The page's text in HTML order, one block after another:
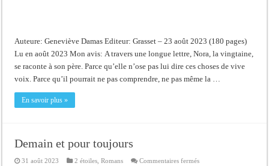
Auteure: Geneviève Damas Editeur: Grasset – 23 août 2023 (180 pages)
Lu en août 2023 Mon avis: A travers une longue lettre, Nora, la vingtaine,
se raconte à son père. Parce qu’elle n’ose pas lui dire ces choses de vive
voix. Parce qu’il pourrait ne pas comprendre, ne pas même la …
En savoir plus »
Demain et pour toujours
31 août 2023 2 étoiles ,Romans Commentaires ferméssur